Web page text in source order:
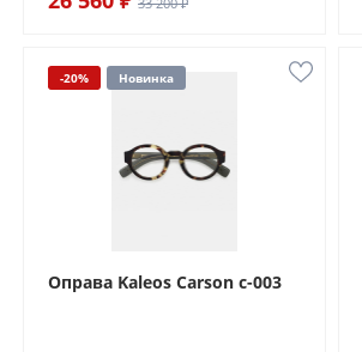
-20% Новинка
Оправа Kaleos Carson c-003